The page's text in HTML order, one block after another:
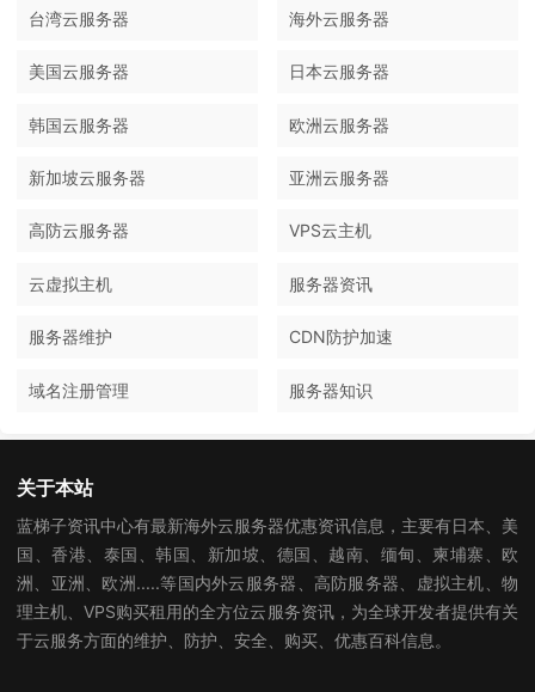
台湾云服务器 海外云服务器
美国云服务器 日本云服务器
韩国云服务器 欧洲云服务器
新加坡云服务器 亚洲云服务器
高防云服务器 VPS云主机
云虚拟主机 服务器资讯
服务器维护 CDN防护加速
域名注册管理 服务器知识
关于本站
蓝梯子资讯中心有最新海外云服务器优惠资讯信息，主要有日本、美
国、香港、泰国、韩国、新加坡、德国、越南、缅甸、柬埔寨、欧
洲、亚洲、欧洲.....等国内外云服务器、高防服务器、虚拟主机、物
理主机、VPS购买租用的全方位云服务资讯，为全球开发者提供有关
于云服务方面的维护、防护、安全、购买、优惠百科信息。